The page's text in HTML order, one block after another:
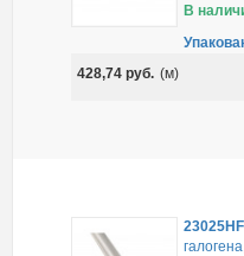
В
428,74руб. (м)